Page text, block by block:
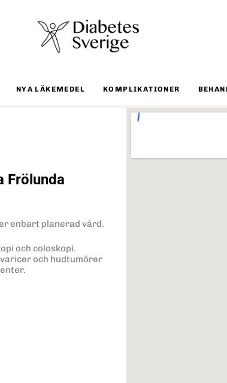
NYA LÄKEMEDEL KOMPLIKATIONER
Frölunda
enbart planerad vård.
och coloskopi.
och hudtumörer